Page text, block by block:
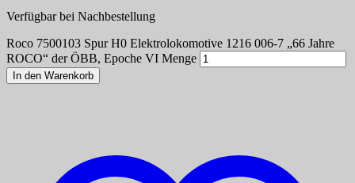
Verfügbar bei Nachbestellung
Roco 7500103 Spur H0 Elektrolokomotive 1216 006-7 „66 Jahre
ROCO“ der ÖBB, Epoche VI Menge
In den Warenkorb